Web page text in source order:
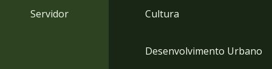
Servidor Cultura
Desenvolvimento Urbano